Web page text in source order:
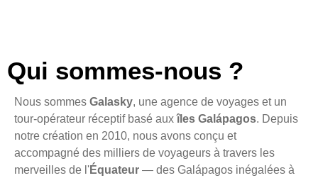
Qui sommes-nous ?
Nous sommes Galasky, une agence de voyages et un
tour-opérateur réceptif basé auxîles Galápagos. Depuis
notre création en 2010, nous avons conçu et
accompagné des milliers de voyageurs à travers les
merveilles de l'Équateur — des Galápagos inégalées à